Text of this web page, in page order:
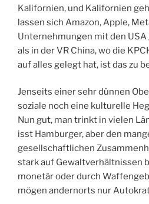
Kalifornien, und Kalifornien
lassen sich Amazon, Apple,
Unternehmungen mit den
als in der VR China, wo die
auf alles gelegt hat, ist das zu
Jenseits einer sehr dünnen
soziale noch eine kulturelle
Nun gut, man trinkt in vielen
isst Hamburger, aber den
gesellschaftlichen
stark auf Gewaltverhältnissen
monetär oder durch
mögen andernorts nur